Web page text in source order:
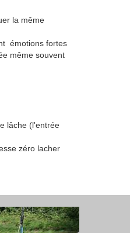
la même
émotions fortes
même souvent
lâche (l'entrée
zéro lacher